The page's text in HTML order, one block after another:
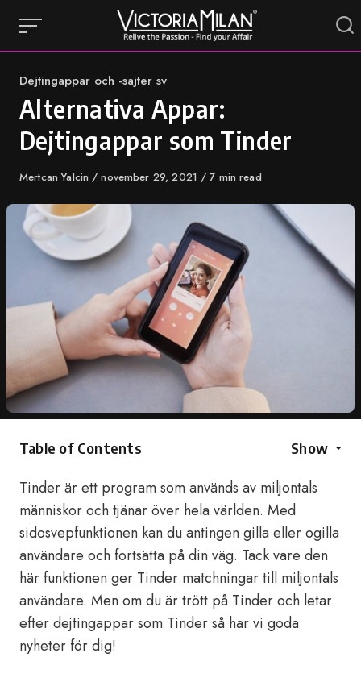
content
Category
Dejtingappar och -sajter sv
Alternativa Appar:
Dejtingappar som Tinder
Author
Mertcan Yalcin
Published
november 29, 2021 7 min read
Table of Contents Show
Tinder är ett program som används av miljontals
människor och tjänar över hela världen. Med
sidosvepfunktionen kan du antingen gilla eller ogilla
användare och fortsätta på din väg. Tack vare den
här funktionen ger Tinder matchningar till miljontals
användare. Men om du är trött på Tinder och letar
efter dejtingappar som Tinder så har vi goda
nyheter för dig!